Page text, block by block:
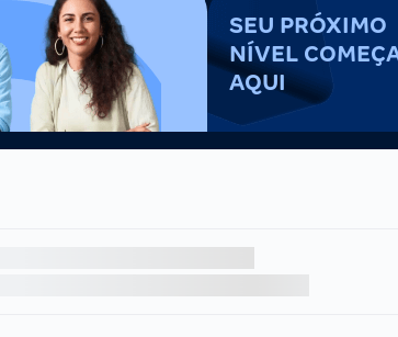
SEU PRÓXIMO
NÍVEL
AQUI